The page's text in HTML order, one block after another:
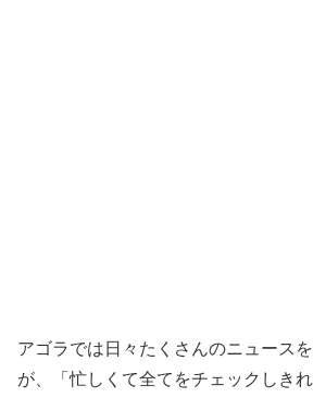
アゴラでは日々たくさんのニュース
が、「忙しくて全てをチェックしき